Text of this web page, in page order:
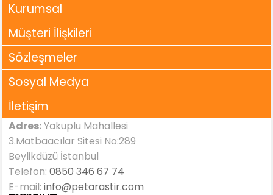
Kurumsal
Müşteri İlişkileri
Sözleşmeler
Sosyal Medya
İletişim
Adres:Yakuplu Mahallesi
3.Matbaacılar Sitesi No:289
Beylikdüzü İstanbul
Telefon:0850 346 67 74
E-mail:info@petarastir.com